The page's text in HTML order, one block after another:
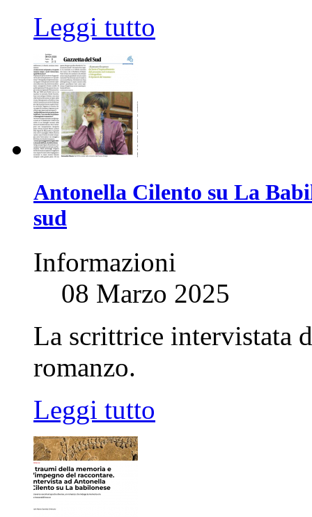
Leggi tutto
Antonella Cilento su La
sud
Informazioni
08 Marzo 2025
La scrittrice intervistata
romanzo.
Leggi tutto